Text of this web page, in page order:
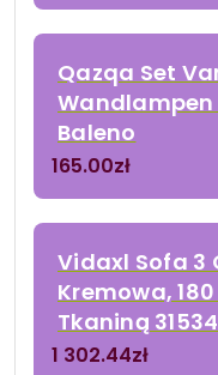
Qazqa Set
Wandlampen
Baleno
165.00zł
Vidaxl Sofa 3
Kremowa,
Tkaniną
1 302.44zł